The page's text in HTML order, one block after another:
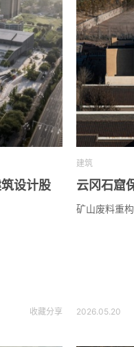
设计股
收藏分享
建筑
云冈石窟
矿山废料重
2026.05.20